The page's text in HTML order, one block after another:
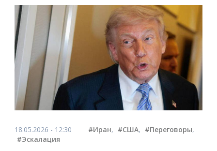
18.05.2026 - 12:30 #Иран, #США, #Переговоры,
#Эскалация